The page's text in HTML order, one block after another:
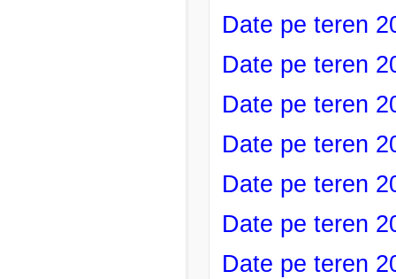
Date pe teren
Date pe teren
Date pe teren
Date pe teren
Date pe teren
Date pe teren
Date pe teren